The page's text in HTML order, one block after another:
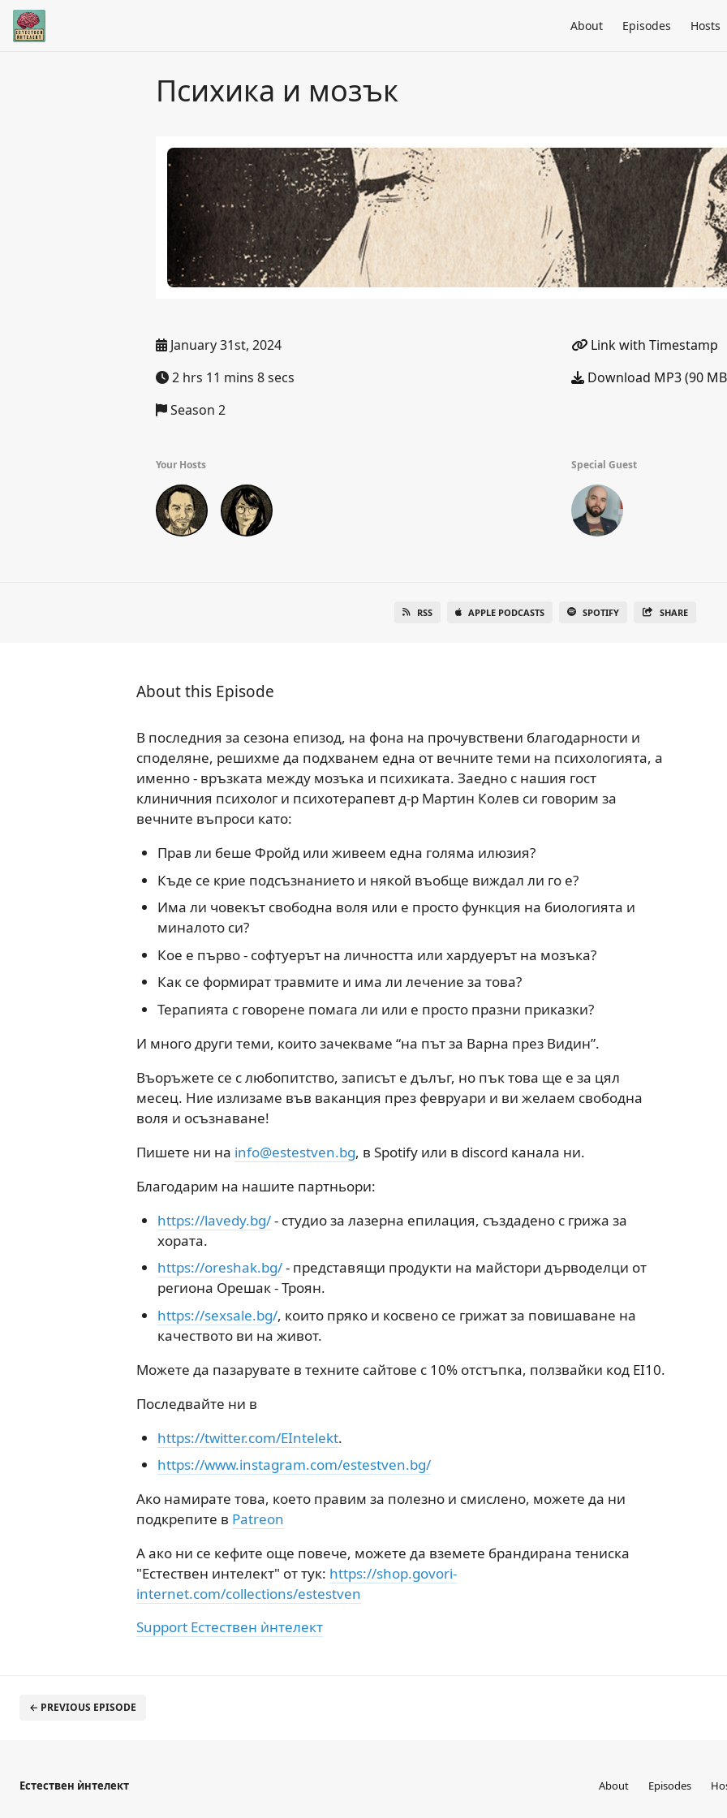
About Episodes Hosts
Психика и мозък
January 31st, 2024
2 hrs 11 mins 8 secs
Season 2
Link with Timestamp
Download MP3 (90
Your Hosts Special Guest
RSS APPLE PODCASTS SPOTIFY SHARE
About this Episode
В последния за сезона епизод, на фона на прочувствени благодарности и
споделяне, решихме да подхванем една от вечните теми на психологията, а
именно - връзката между мозъка и психиката. Заедно с нашия гост
клиничния психолог и психотерапевт д-р Мартин Колев си говорим за
вечните въпроси като:
Прав ли беше Фройд или живеем една голяма илюзия?
Къде се крие подсъзнанието и някой въобще виждал ли го е?
Има ли човекът свободна воля или е просто функция на биологията и
миналото си?
Кое е първо - софтуерът на личността или хардуерът на мозъка?
Как се формират травмите и има ли лечение за това?
Терапията с говорене помага ли или е просто празни приказки?
И много други теми, които зачекваме “на път за Варна през Видин”.
Въоръжете се с любопитство, записът е дълъг, но пък това ще е за цял
месец. Ние излизаме във ваканция през февруари и ви желаем свободна
воля и осъзнаване!
Пишете ни на info@estestven.bg, в Spotify или в discord канала ни.
Благодарим на нашите партньори:
https://lavedy.bg/- студио за лазерна епилация, създадено с грижа за
хората.
https://oreshak.bg/- представящи продукти на майстори дърводелци от
региона Орешак - Троян.
https://sexsale.bg/, които пряко и косвено се грижат за повишаване на
качеството ви на живот.
Можете да пазарувате в техните сайтове с 10% отстъпка, ползвайки код EI10.
Последвайте ни в
https://twitter.com/EIntelekt.
https://www.instagram.com/estestven.bg/
Ако намирате това, което правим за полезно и смислено, можете да ни
подкрепите в Patreon
А ако ни се кефите още повече, можете да вземете брандирана тениска
"Естествен интелект" от тук: https://shop.govori-
internet.com/collections/estestven
Support Естествен ѝнтелект
← PREVIOUS EPISODE
Естествен ѝнтелект About Episodes